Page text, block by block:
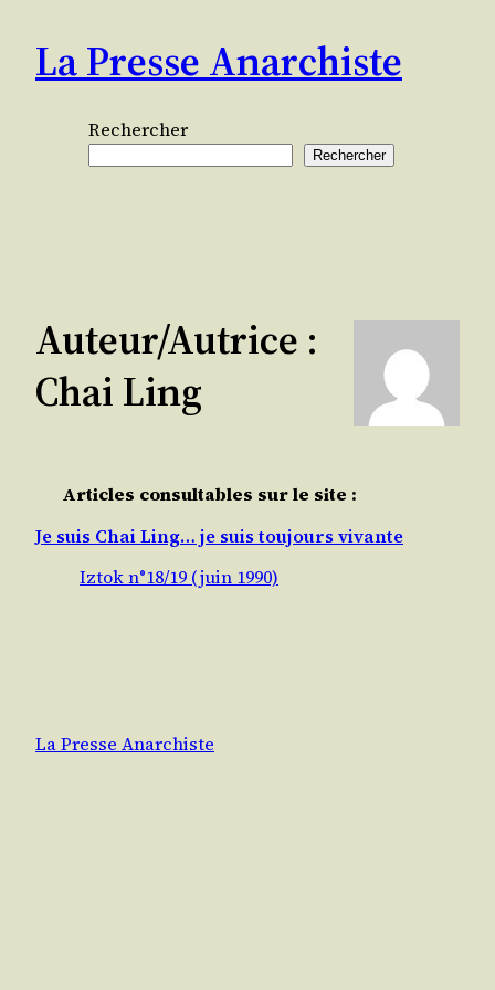
contenu
La Presse Anarchiste
Rechercher
Rechercher
Auteur/autrice :
Chai Ling
Articles consultables sur le site :
Je suis Chai Ling… je suis toujours vivante
Iztok n°18/19 (juin 1990)
La Presse Anarchiste